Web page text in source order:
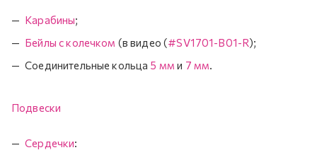
Карабины;
Бейлы с колечком (в видео (#SV1701-B01-R);
Соединительные кольца 5 мм и 7 мм.
Подвески
Сердечки: